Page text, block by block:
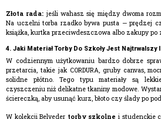
Złota rada: jeśli wahasz się między dwoma
Na uczelni torba rzadko bywa pusta — prędzej
książka, kurtka przeciwdeszczowa albo zakupy po
4. Jaki Materiał Torby Do Szkoły Jest Najtrwalszy
W codziennym użytkowaniu bardzo dobrze
przetarcia, takie jak CORDURA, gruby canvas,
solidne płótno. Tego typu materiały są
czyszczeniu niż delikatne tkaniny modowe.
ściereczką, aby usunąć kurz, błoto czy ślady po
W kolekcji Belveder torby szkolne i studenckie